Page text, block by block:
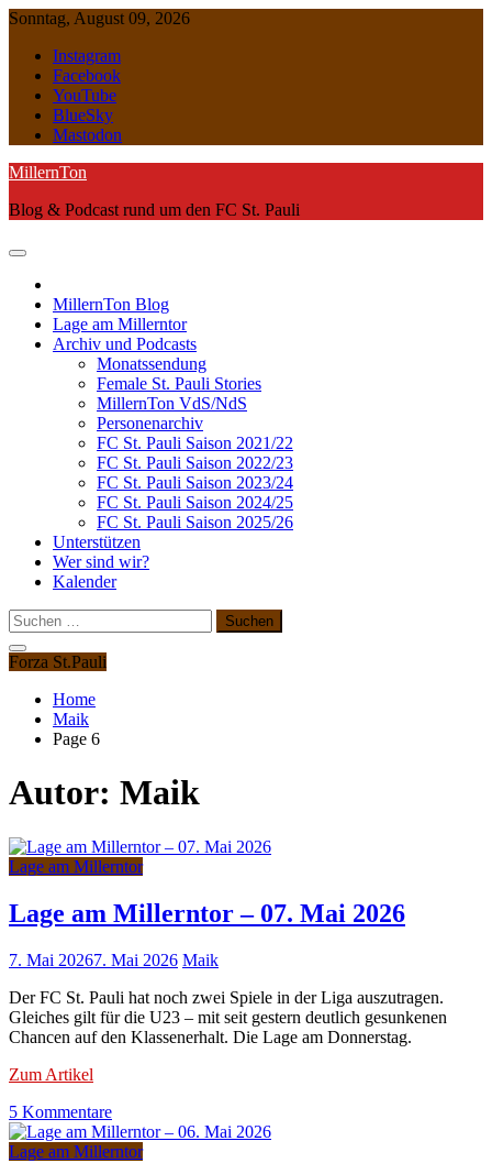
Skip
content
Sonntag, August 09, 2026
Instagram
Facebook
YouTube
BlueSky
Mastodon
MillernTon
Blog & Podcast rund um den FC St. Pauli
MillernTon Blog
Lage am Millerntor
Archiv und Podcasts
Monatssendung
Female St. Pauli Stories
MillernTon VdS/NdS
Personenarchiv
FC St. Pauli Saison 2021/22
FC St. Pauli Saison 2022/23
FC St. Pauli Saison 2023/24
FC St. Pauli Saison 2024/25
FC St. Pauli Saison 2025/26
Unterstützen
Wer sind wir?
Kalender
Suchen
nach:
Forza St.Pauli
Home
Maik
Page 6
Autor: Maik
Lage am Millerntor
Lage am Millerntor – 07. Mai 2026
7. Mai 20267. Mai 2026 Maik
Der FC St. Pauli hat noch zwei Spiele in der Liga auszutragen.
Gleiches gilt für die U23 – mit seit gestern deutlich gesunkenen
Chancen auf den Klassenerhalt. Die Lage am Donnerstag.
Zum Artikel
5 Kommentarezu
Lage
am
Lage am Millerntor